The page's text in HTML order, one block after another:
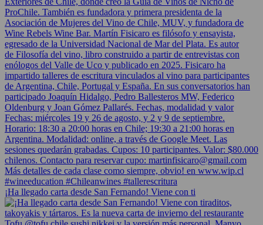
¡Ha llegado carta desde San Fernando! Viene con ti